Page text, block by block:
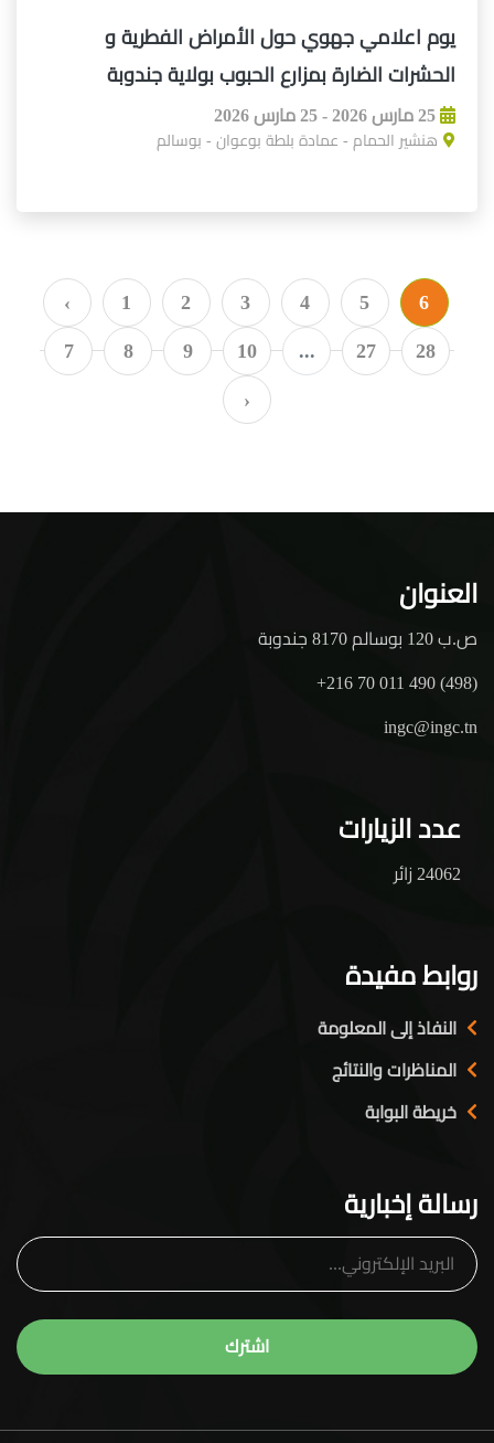
يوم اعلامي جهوي حول الأمراض الفطرية و
الحشرات الضارة بمزارع الحبوب بولاية جندوبة
25 مارس 2026 - 25 مارس 2026
هنشير الحمام - عمادة بلطة بوعوان - بوسالم
‹ 1 2 3 4 5 6
7 8 9 10 ... 27 28
›
العنوان
ص.ب 120 بوسالم 8170 جندوبة
+216 70 011 490 (498)
ingc@ingc.tn
عدد الزيارات
24062 زائر
روابط مفيدة
النفاذ إلى المعلومة
المناظرات والنتائج
خريطة البوابة
رسالة إخبارية